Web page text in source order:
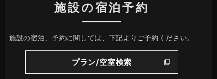
施設の宿泊予約
施設の宿泊、予約に関しては、下記よりご予約ください。
プラン/空室検索